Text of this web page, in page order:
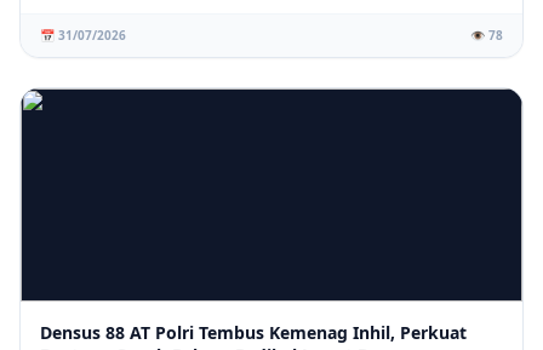
📅 31/07/2026 👁️ 78
Densus 88 AT Polri Tembus Kemenag Inhil, Perkuat